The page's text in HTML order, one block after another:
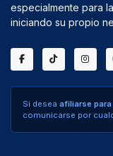
especialmente para
iniciando su propio
Si desea afiliarse
comunicarse por